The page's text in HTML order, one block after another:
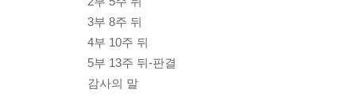
3부 8주 뒤
4부 10주 뒤
5부 13주 뒤-판결
감사의 말